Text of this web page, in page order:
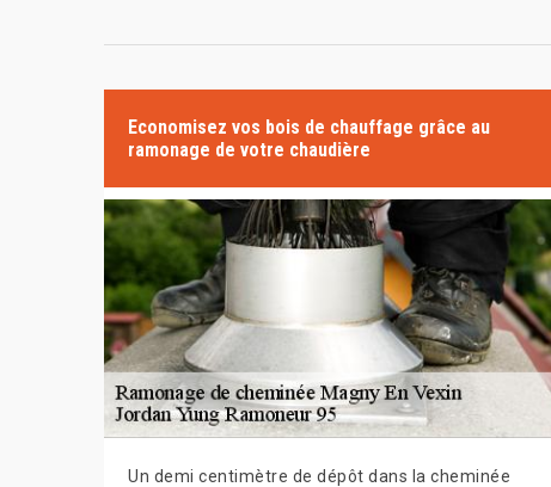
Economisez vos bois de chauffage grâce au
ramonage de votre chaudière
Un demi centimètre de dépôt dans la cheminée